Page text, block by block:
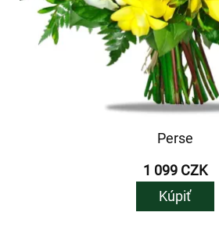
Perse
1 099 CZK
Kúpiť